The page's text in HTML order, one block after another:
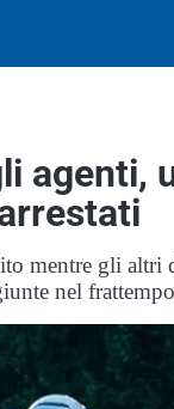
agenti,
mentre gli
nel frattempo